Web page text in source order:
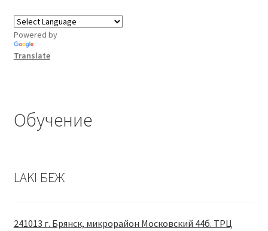
Powered by
Translate
Обучение
LAKI БЕЖ
241013 г. Брянск, микрорайон Московский 44б. ТРЦ